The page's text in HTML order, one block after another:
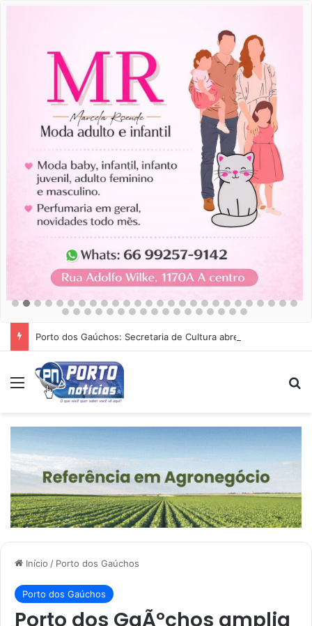
Menu
Início / Porto dos Gaúchos
Porto dos Gaúchos
Porto dos GaÃºchos amplia